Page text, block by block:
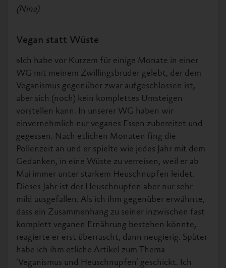
(Nina)
Vegan statt Wüste
»Ich habe vor Kurzem für einige Monate in einer
WG mit meinem Zwillingsbruder gelebt, der dem
Veganismus gegenüber zwar aufgeschlossen ist,
aber sich (noch) kein komplettes Umsteigen
vorstellen kann. In unserer WG haben wir
einvernehmlich nur veganes Essen zubereitet und
gegessen. Nach etlichen Monaten fing die
Pollenzeit an und er spielte wie jedes Jahr mit dem
Gedanken, in eine Wüste zu verreisen, weil er ab
Mai immer unter starkem Heuschnupfen leidet.
Dieses Jahr ist der Heuschnupfen aber nur sehr
mild ausgefallen. Als ich ihm gegenüber erwähnte,
dass ein Zusammenhang zu seiner inzwischen fast
komplett veganen Ernährung bestehen könnte,
reagierte er erst überrascht, dann neugierig. Später
habe ich ihm etliche Artikel zum Thema
‘Veganismus und Heuschnupfen’ geschickt. Ich